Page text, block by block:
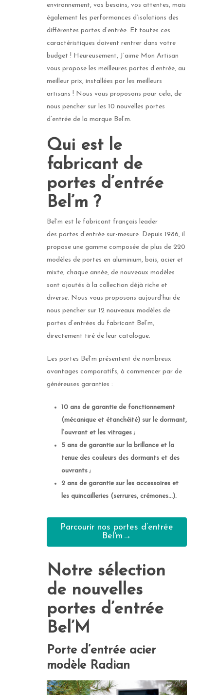
environnement, vos besoins, vos attentes, mais
également les performances d’isolations des
différentes portes d’entrée. Et toutes ces
caractéristiques doivent rentrer dans votre
budget ! Heureusement, J’aime Mon Artisan
vous propose les meilleures portes d’entrée, au
meilleur prix, installées par les meilleurs
artisans ! Nous vous proposons pour cela, de
nous pencher sur les 10 nouvelles portes
d’entrée de la marque Bel’m.
Qui est le
fabricant de
portes d’entrée
Bel’m ?
Bel’m est le fabricant français leader
des portes d’entrée sur-mesure. Depuis 1986, il
propose une gamme composée de plus de 220
modèles de portes en aluminium, bois, acier et
mixte, chaque année, de nouveaux modèles
sont ajoutés à la collection déjà riche et
diverse. Nous vous proposons aujourd’hui de
nous pencher sur 12 nouveaux modèles de
portes d’entrées du fabricant Bel’m,
directement tiré de leur catalogue.
Les portes Bel’m présentent de nombreux
avantages comparatifs, à commencer par de
généreuses garanties :
10 ans de garantie de fonctionnement
(mécanique et étanchéité) sur le dormant,
l’ouvrant et les vitrages ;
5 ans de garantie sur la brillance et la
tenue des couleurs des dormants et des
ouvrants ;
2 ans de garantie sur les accessoires et
les quincailleries (serrures, crémones…).
Parcourir nos portes d’entrée
Bel'm→
Notre sélection
de nouvelles
portes d’entrée
Bel’M
Porte d’entrée acier
modèle Radian